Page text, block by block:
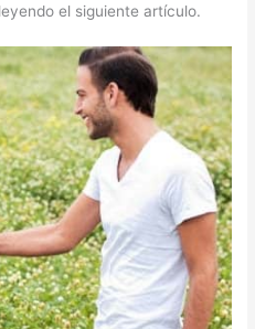
el siguiente artículo.